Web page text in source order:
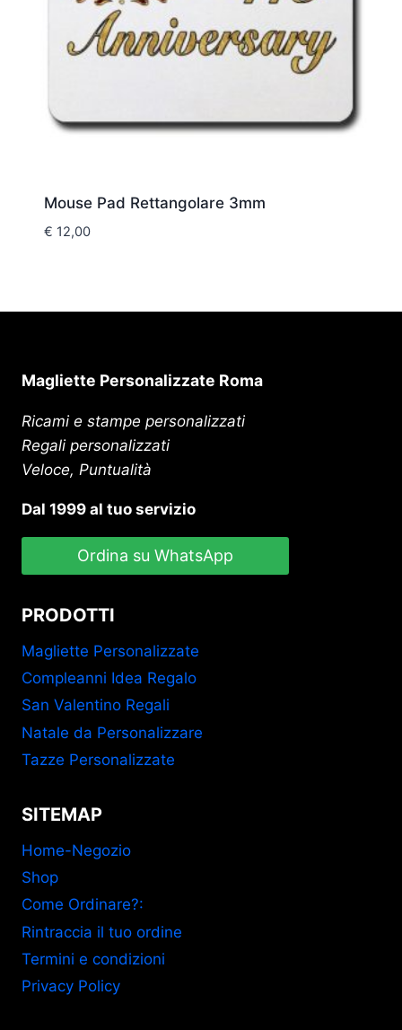
Mouse Pad Rettangolare 3mm
€ 12,00
Magliette Personalizzate Roma
Ricami e stampe personalizzati
Regali personalizzati
Veloce, Puntualità
Dal 1999 al tuo servizio
Ordina su WhatsApp
PRODOTTI
Magliette Personalizzate
Compleanni Idea Regalo
San Valentino Regali
Natale da Personalizzare
Tazze Personalizzate
SITEMAP
Home-Negozio
Shop
Come Ordinare?:
Rintraccia il tuo ordine
Termini e condizioni
Privacy Policy